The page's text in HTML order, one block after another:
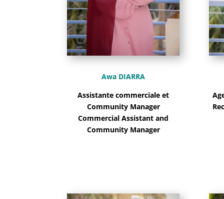
Awa DIARRA
Assistante commerciale et
Community Manager
Commercial Assistant and
Community Manager